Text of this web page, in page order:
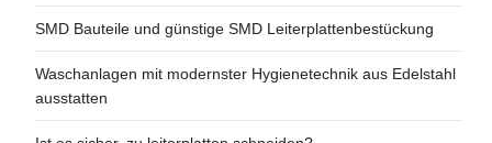
SMD Bauteile und günstige SMD Leiterplattenbestückung
Waschanlagen mit modernster Hygienetechnik aus Edelstahl
ausstatten